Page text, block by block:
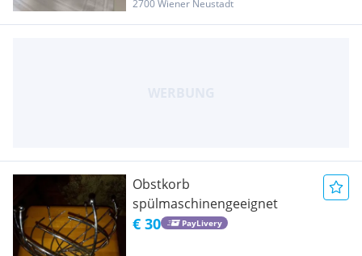
2700 Wiener Neustadt
Obstkorb
spülmaschinengeeignet
€ 30 PayLivery